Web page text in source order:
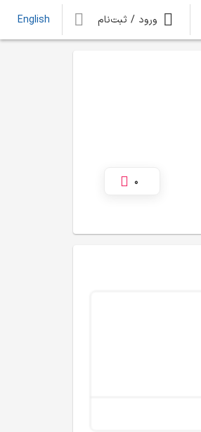
ورود / ثبت‌نام English
0